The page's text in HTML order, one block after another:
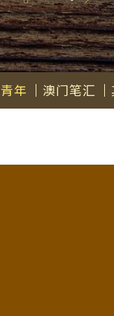
年 澳门笔汇